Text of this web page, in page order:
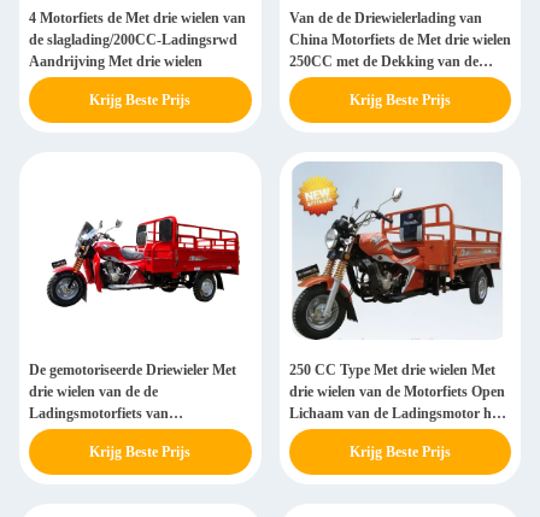
4 Motorfiets de Met drie wielen van
de slaglading/200CC-Ladingsrwd
Aandrijving Met drie wielen
Krijg Beste Prijs
Van de de Driewielerlading van
China Motorfiets de Met drie wielen
250CC met de Dekking van de
Ladingsdoos
Krijg Beste Prijs
De gemotoriseerde Driewieler Met
drie wielen van de de
Ladingsmotorfiets van
Ladingstrike met Ladingsdoos
150zh-h
Krijg Beste Prijs
250 CC Type Met drie wielen Met
drie wielen van de Motorfiets Open
Lichaam van de Ladingsmotor het
Volwassen
Krijg Beste Prijs